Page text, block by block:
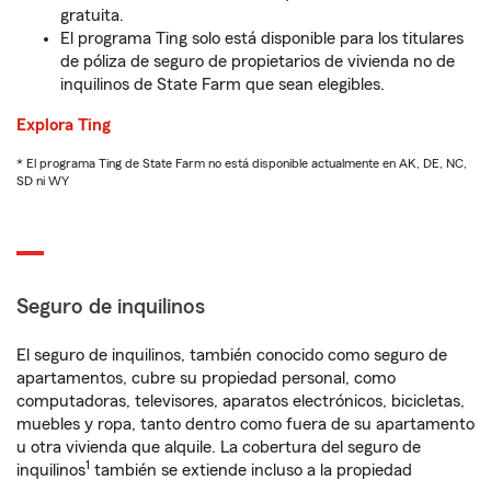
gratuita.
El programa Ting solo está disponible para los titulares
de póliza de seguro de propietarios de vivienda no de
inquilinos de State Farm que sean elegibles.
Explora Ting
* El programa Ting de State Farm no está disponible actualmente en AK, DE, NC,
SD ni WY
Seguro de inquilinos
El seguro de inquilinos, también conocido como seguro de
apartamentos, cubre su propiedad personal, como
computadoras, televisores, aparatos electrónicos, bicicletas,
muebles y ropa, tanto dentro como fuera de su apartamento
u otra vivienda que alquile. La cobertura del seguro de
inquilinos1 también se extiende incluso a la propiedad